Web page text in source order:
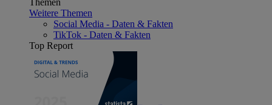
Weitere Themen
Social Media - Daten & Fakten
TikTok - Daten & Fakten
Top Report